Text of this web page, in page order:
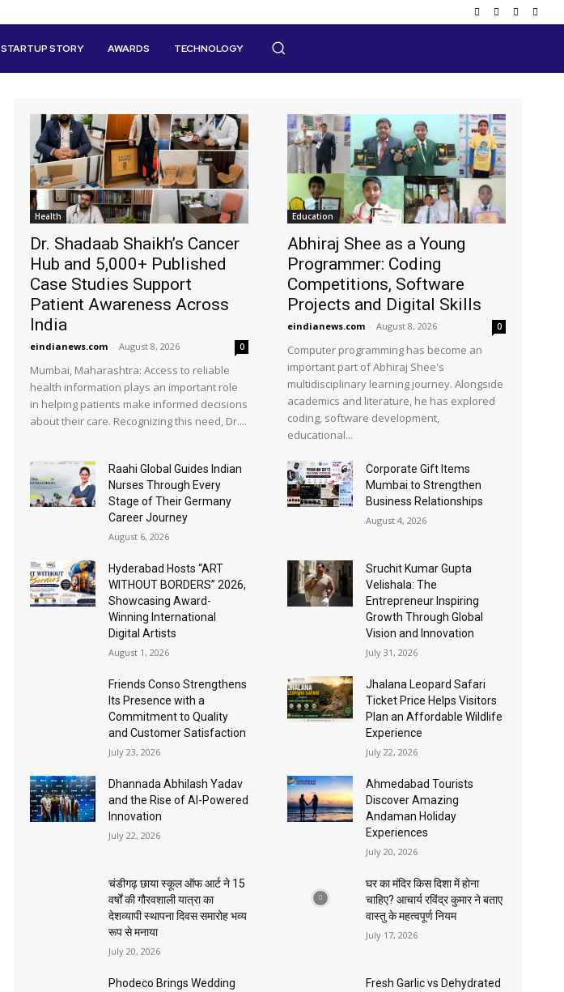
STARTUP STORY AWARDS TECHNOLOGY
Health
Dr. Shadaab Shaikh’s Cancer
Hub and 5,000+ Published
Case Studies Support
Patient Awareness Across
India
eindianews.com - August 8, 2026 0
Mumbai, Maharashtra: Access to reliable
health information plays an important role
in helping patients make informed decisions
about their care. Recognizing this need, Dr....
Education
Abhiraj Shee as a Young
Programmer: Coding
Competitions, Software
Projects and Digital Skills
eindianews.com - August 8, 2026 0
Computer programming has become an
important part of Abhiraj Shee's
multidisciplinary learning journey. Alongside
academics and literature, he has explored
coding, software development,
educational...
Raahi Global Guides Indian
Nurses Through Every
Stage of Their Germany
Career Journey
August 6, 2026
Corporate Gift Items
Mumbai to Strengthen
Business Relationships
August 4, 2026
Hyderabad Hosts “ART
WITHOUT BORDERS” 2026,
Showcasing Award-
Winning International
Digital Artists
August 1, 2026
Sruchit Kumar Gupta
Velishala: The
Entrepreneur Inspiring
Growth Through Global
Vision and Innovation
July 31, 2026
Friends Conso Strengthens
Its Presence with a
Commitment to Quality
and Customer Satisfaction
July 23, 2026
Jhalana Leopard Safari
Ticket Price Helps Visitors
Plan an Affordable Wildlife
Experience
July 22, 2026
Dhannada Abhilash Yadav
and the Rise of AI-Powered
Innovation
July 22, 2026
Ahmedabad Tourists
Discover Amazing
Andaman Holiday
Experiences
July 20, 2026
चंडीगढ़ छाया स्कूल ऑफ आर्ट ने 15
वर्षों की गौरवशाली यात्रा का
देशव्यापी स्थापना दिवस समारोह भव्य
रूप से मनाया
July 20, 2026
घर का मंदिर किस दिशा में होना
चाहिए? आचार्य रविंद्र कुमार ने बताए
वास्तु के महत्वपूर्ण नियम
July 17, 2026
Phodeco Brings Wedding
Fresh Garlic vs Dehydrated